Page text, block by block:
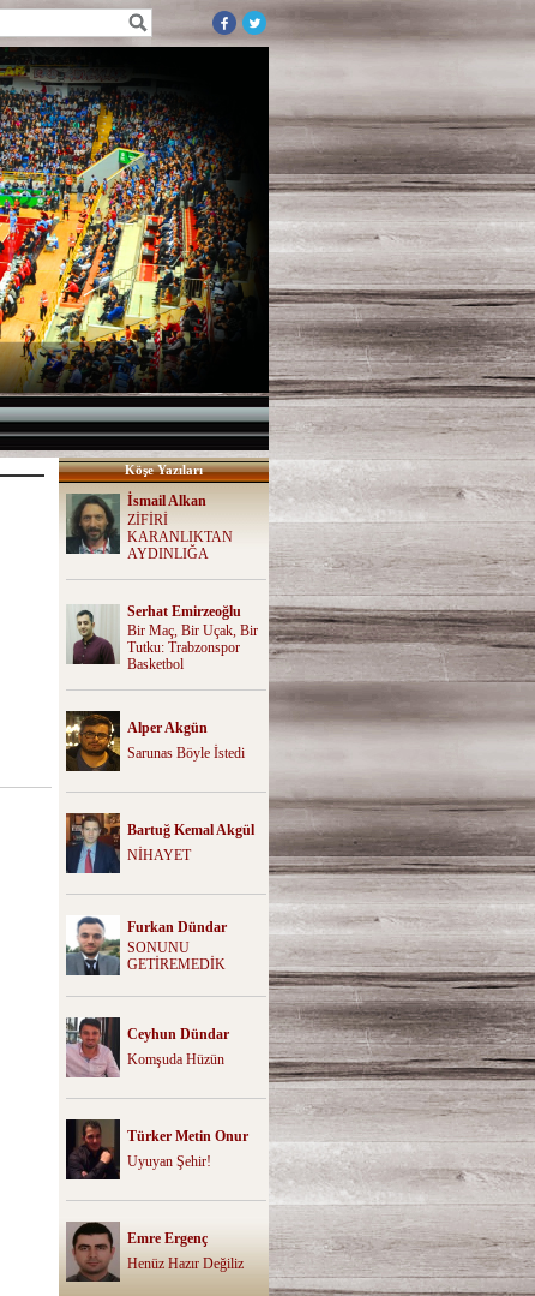
Köşe Yazıları
İsmail Alkan
ZİFİRİ
KARANLIKTAN
AYDINLIĞA
Serhat Emirzeoğlu
Bir Maç, Bir Uçak, Bir
Tutku: Trabzonspor
Basketbol
Alper Akgün
Sarunas Böyle İstedi
Bartuğ Kemal Akgül
NİHAYET
Furkan Dündar
SONUNU
GETİREMEDİK
Ceyhun Dündar
Komşuda Hüzün
Türker Metin Onur
Uyuyan Şehir!
Emre Ergenç
Henüz Hazır Değiliz